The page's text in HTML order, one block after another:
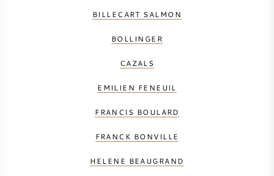
BILLECART SALMON
BOLLINGER
CAZALS
EMILIEN FENEUIL
FRANCIS BOULARD
FRANCK BONVILLE
HELENE BEAUGRAND